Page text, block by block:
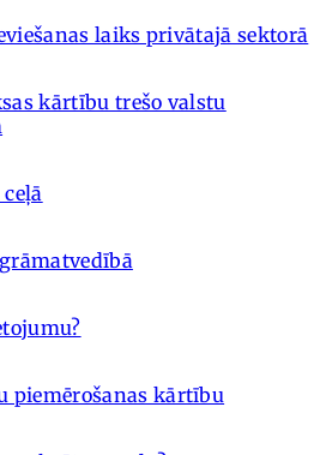
laiks privātajā sektorā
kārtību trešo valstu
piemērošanas kārtību